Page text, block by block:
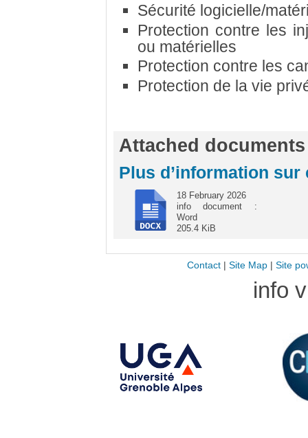
Sécurité logicielle/
Protection contre les
ou matérielles
Protection contre les
Protection de la vie
Attached documents
Plus d’information sur
18 February 2026
info document :
Word
205.4 KiB
Contact| Site Map| Site
info